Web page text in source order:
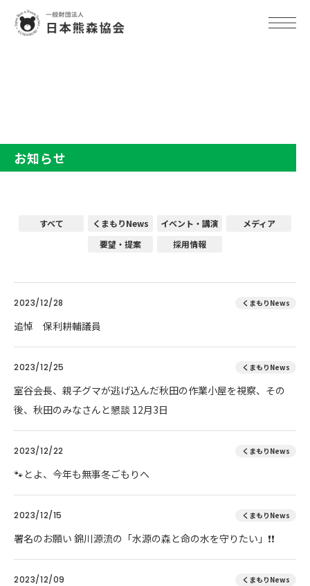
お知らせ
すべて くまもりNews イベント・講演
メディア
要望・提案
採用情報
2023/12/28 くまもりNews
追悼 保利耕輔議員
2023/12/25 くまもりNews
室谷会長、親子グマが逃げ込んだ秋田の作業小屋を視察、その
後、秋田のみなさんと懇談 12月3日
2023/12/22 くまもりNews
🐾とよ、今年も無事冬ごもりへ
2023/12/15 くまもりNews
署名のお願い 錦川源流の「水源の森と命の水を守りたい」❗❗
2023/12/09 くまもりNews